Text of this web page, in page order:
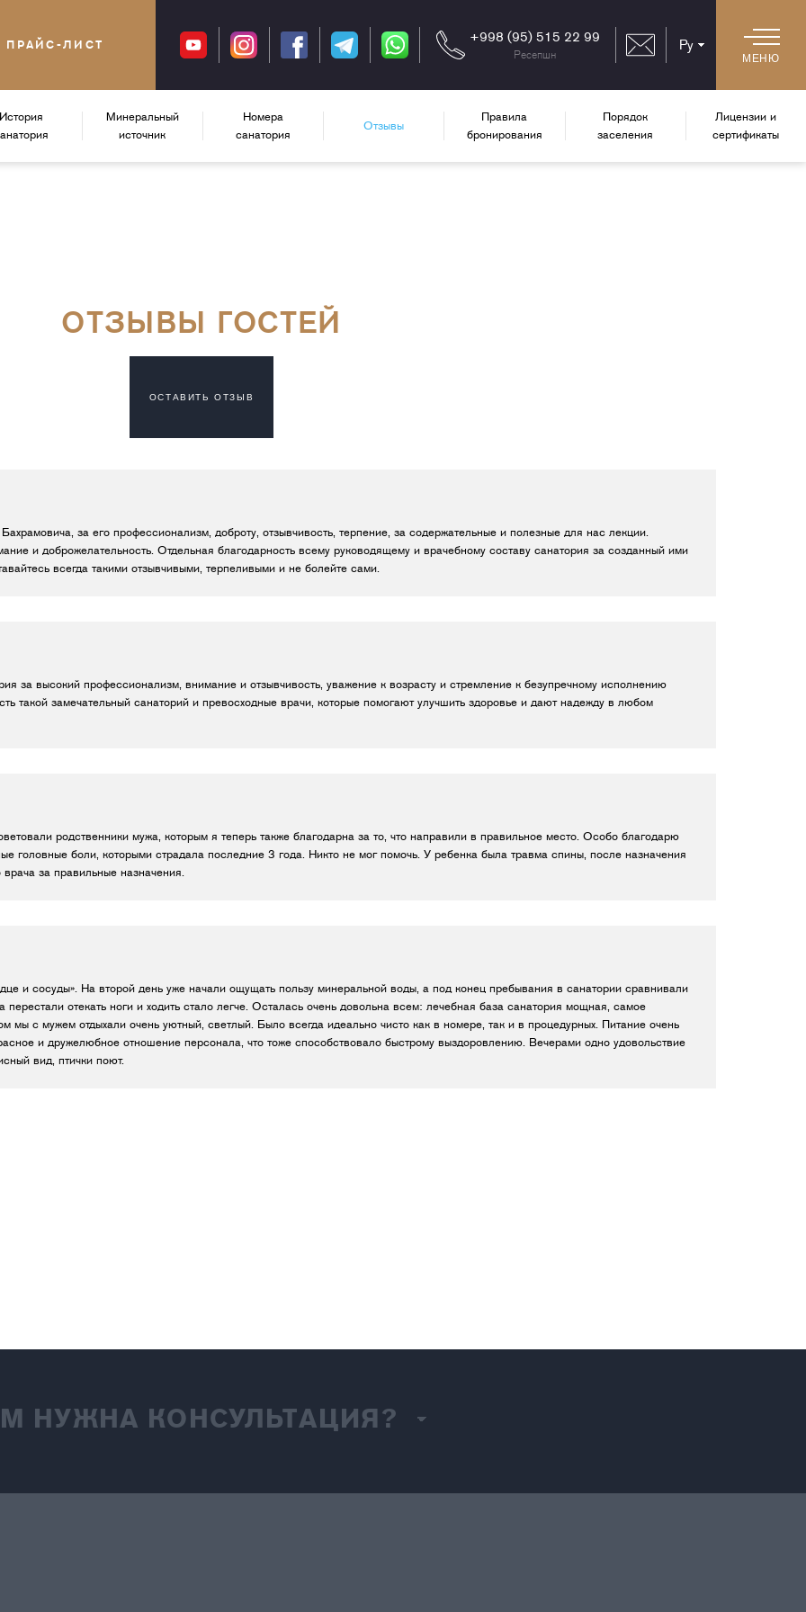
ПРАЙС-ЛИСТ +998 (95) 515 22 99
Ресепшн
Сейчас
используете
ru
версию
Ру
МЕНЮ
История
Минеральный
источник
Номера
санатория
Отзывы
Правила
бронирования
Порядок
заселения
Лицензии и
сертификаты
ОТЗЫВЫ ГОСТЕЙ
ОСТАВИТЬ ОТЗЫВ
за его профессионализм, доброту, отзывчивость, терпение, за содержательные и полезные для нас лекции.
и доброжелательность. Отдельная благодарность всему руководящему и врачебному составу санатория за созданный ими
всегда такими отзывчивыми, терпеливыми и не болейте сами.
за высокий профессионализм, внимание и отзывчивость, уважение к возрасту и стремление к безупречному исполнению
такой замечательный санаторий и превосходные врачи, которые помогают улучшить здоровье и дают надежду в любом
родственники мужа, которым я теперь также благодарна за то, что направили в правильное место. Особо благодарю
головные боли, которыми страдала последние 3 года. Никто не мог помочь. У ребенка была травма спины, после назначения
за правильные назначения.
и сосуды». На второй день уже начали ощущать пользу минеральной воды, а под конец пребывания в санатории сравнивали
отекать ноги и ходить стало легче. Осталась очень довольна всем: лечебная база санатория мощная, самое
мы с мужем отдыхали очень уютный, светлый. Было всегда идеально чисто как в номере, так и в процедурных. Питание очень
и дружелюбное отношение персонала, что тоже способствовало быстрому выздоровлению. Вечерами одно удовольствие
вид, птички поют.
НУЖНА КОНСУЛЬТАЦИЯ?